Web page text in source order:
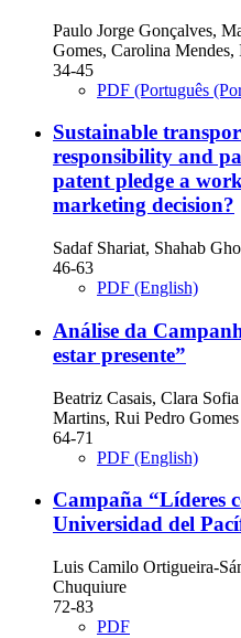
Paulo Jorge Gonçalves,
Gomes, Carolina
34-45
PDF (Português
Sustainable
responsibility and
patent pledge a
marketing decision?
Sadaf Shariat, Shahab
46-63
PDF (English)
Análise da
estar presente”
Beatriz Casais, Clara
Martins, Rui Pedro
64-71
PDF (English)
Campaña “Líderes
Universidad del
Luis Camilo Ortigueira-
Chuquiure
72-83
PDF